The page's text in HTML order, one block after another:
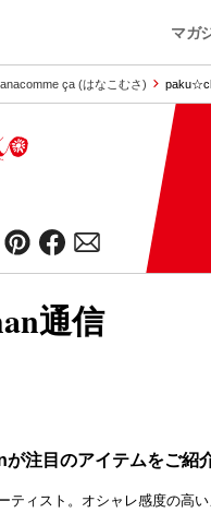
マガ
ça (はなこむさ)
通信
注目のアイテムをご紹
ティスト。オシャレ感度の高